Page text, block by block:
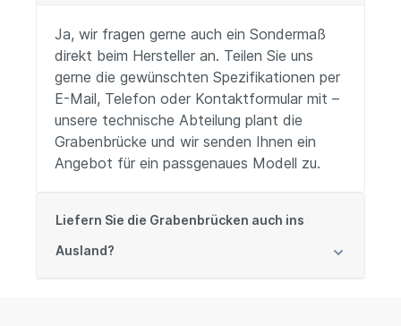
Ja, wir fragen gerne auch ein Sondermaß
direkt beim Hersteller an. Teilen Sie uns
gerne die gewünschten Spezifikationen per
E-Mail, Telefon oder Kontaktformular mit –
unsere technische Abteilung plant die
Grabenbrücke und wir senden Ihnen ein
Angebot für ein passgenaues Modell zu.
Liefern Sie die Grabenbrücken auch ins
Ausland?